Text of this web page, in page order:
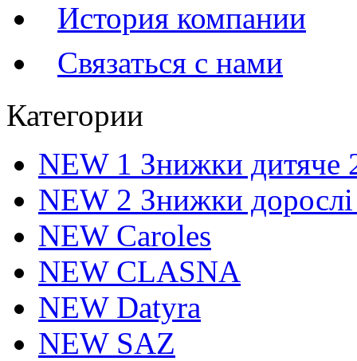
История компании
Связаться с нами
Категории
NEW 1 Знижки дитяче
NEW 2 Знижки
NEW Caroles
NEW CLASNA
NEW Datyra
NEW SAZ